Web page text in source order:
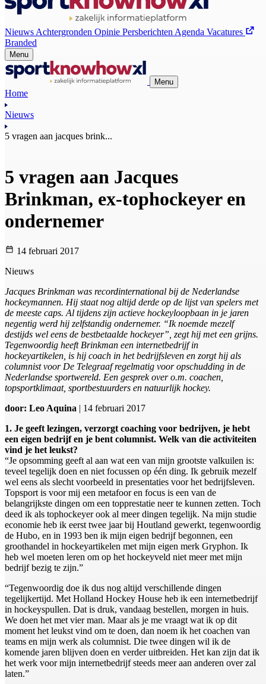
Nieuws Achtergronden Opinie Persberichten Agenda Vacatures
Branded
Menu
Menu
Home
Nieuws
5 vragen aan jacques brink...
5 vragen aan Jacques
Brinkman, ex-tophockeyer en
ondernemer
14 februari 2017
Nieuws
Jacques Brinkman was recordinternational bij de Nederlandse
hockeymannen. Hij staat nog altijd derde op de lijst van spelers met
de meeste caps. Al tijdens zijn actieve hockeyloopbaan in je jaren
negentig werd hij zelfstandig ondernemer. “Ik noemde mezelf
destijds wel eens de bestbetaalde hockeyer”, zegt hij met een grijns.
Tegenwoordig heeft Brinkman een internetbedrijf in
hockeyartikelen, is hij coach in het bedrijfsleven en zorgt hij als
columnist voor De Telegraaf regelmatig voor opschudding in de
Nederlandse sportwereld. Een gesprek over o.m. coachen,
topsportklimaat, sportbestuurders en natuurlijk hockey.
door: Leo Aquina | 14 februari 2017
1. Je geeft lezingen, verzorgt coaching voor bedrijven, je hebt
een eigen bedrijf en je bent columnist. Welk van die activiteiten
vind je het leukst?
“Je opsomming geeft al aan wat een van mijn grootste valkuilen is:
teveel tegelijk doen en niet focussen op één ding. Ik gebruik mezelf
wel eens als slecht voorbeeld in presentaties voor het bedrijfsleven.
Topsport is voor mij een metafoor en focus is een van de
belangrijkste dingen om een topprestatie neer te kunnen zetten. Toch
deed ik als tophockeyer ook al meer dingen tegelijk. Na mijn studie
economie heb ik eerst twee jaar bij Houtland gewerkt, tegenwoordig
de Hubo, en in 1993 ben ik mijn eigen bedrijf begonnen, een
groothandel in hockeyartikelen met mijn eigen merk Gryphon. Ik
heb wel moeten leren om op het hockeyveld niet meer met mijn
bedrijf bezig te zijn.”
“Tegenwoordig doe ik dus nog altijd verschillende dingen
tegelijkertijd. Met Holland Hockey House heb ik een internetbedrijf
in hockeyspullen. Dat is druk, vandaag bestellen, morgen in huis.
We doen het met vier man. Maar als je me vraagt wat ik op dit
moment het leukst vind om te doen, dan noem ik het coachen van
teams en mijn werk als columnist. Die twee dingen wil ik de
komende jaren blijven doen en verder uitbreiden. Het kan zijn dat ik
het werk voor mijn internetbedrijf steeds meer aan anderen over zal
laten.”